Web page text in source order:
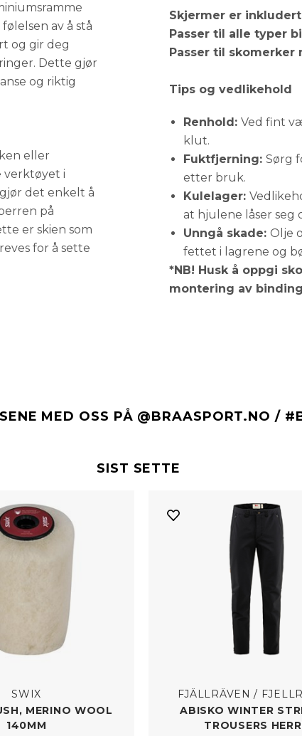
av å stå
og gir deg
Dette gjør
og riktig
eller
verktøyet i
det enkelt å
på
er skien som
for å sette
Skjermer er
Passer til alle typer
Passer til skomerker
Tips og vedlikehold
Renhold: Ved fint
klut.
Fuktfjerning: Sørg
etter bruk.
Kulelager:
at hjulene låser seg
Unngå skade: Olje
fettet i lagrene og
*NB! Husk å oppgi
montering av
MED OSS PÅ @BRAASPORT.NO /
SIST SETTE
SWIX
MERINO WOOL
140MM
FJÄLLRÄVEN /
ABISKO WINTER
TROUSERS